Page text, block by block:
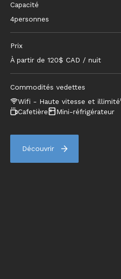
Capacité
4personnes
Prix
À partir de 120$ CAD / nuit
Commodités vedettes
Wifi - Haute vitesse et illimité
Cafetière
Mini-réfrigérateur
Découvrir